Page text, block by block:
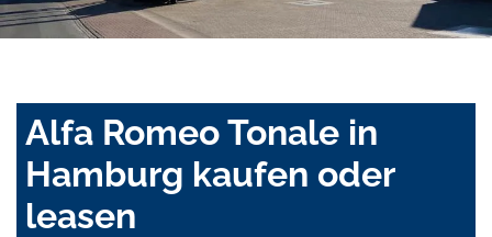
Alfa Romeo Tonale in
Hamburg kaufen oder
leasen